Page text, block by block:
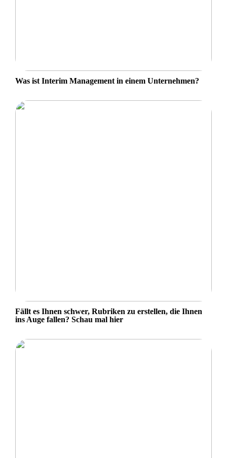
Was ist Interim Management in einem Unternehmen?
Fällt es Ihnen schwer, Rubriken zu erstellen, die Ihnen
ins Auge fallen? Schau mal hier